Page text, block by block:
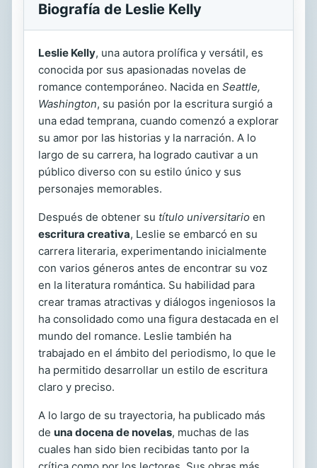
Biografía de Leslie Kelly
Leslie Kelly, una autora prolífica y versátil, es
conocida por sus apasionadas novelas de
romance contemporáneo. Nacida en Seattle,
Washington, su pasión por la escritura surgió a
una edad temprana, cuando comenzó a explorar
su amor por las historias y la narración. A lo
largo de su carrera, ha logrado cautivar a un
público diverso con su estilo único y sus
personajes memorables.
Después de obtener su título universitario en
escritura creativa, Leslie se embarcó en su
carrera literaria, experimentando inicialmente
con varios géneros antes de encontrar su voz
en la literatura romántica. Su habilidad para
crear tramas atractivas y diálogos ingeniosos la
ha consolidado como una figura destacada en el
mundo del romance. Leslie también ha
trabajado en el ámbito del periodismo, lo que le
ha permitido desarrollar un estilo de escritura
claro y preciso.
A lo largo de su trayectoria, ha publicado más
de una docena de novelas, muchas de las
cuales han sido bien recibidas tanto por la